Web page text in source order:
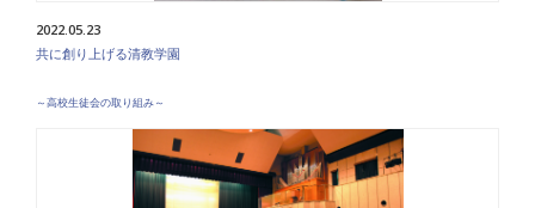
2022.05.23
共に創り上げる清教学園
～高校生徒会の取り組み～